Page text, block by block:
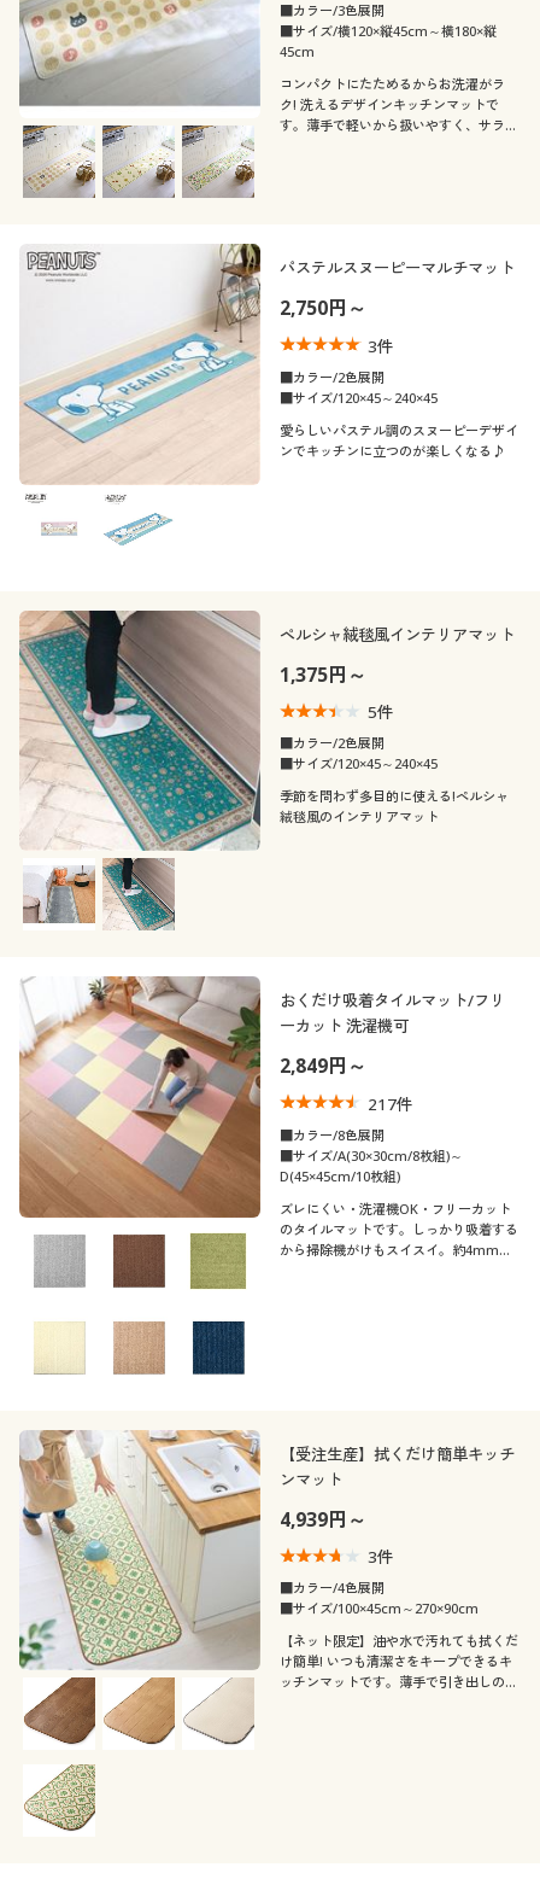
■カラー/3色展開
■サイズ/横120×縦45cm～横180×縦
45cm
コンパクトにたためるからお洗濯がラ
ク! 洗えるデザインキッチンマットで
す。薄手で軽いから扱いやすく、サラッ
パステルスヌーピーマルチマット
2,750円～
3件
■カラー/2色展開
■サイズ/120×45～240×45
愛らしいパステル調のスヌーピーデザイ
ンでキッチンに立つのが楽しくなる♪
ペルシャ絨毯風インテリアマット
1,375円～
5件
■カラー/2色展開
■サイズ/120×45～240×45
季節を問わず多目的に使える!ペルシャ
絨毯風のインテリアマット
おくだけ吸着タイルマット/フリ
ーカット 洗濯機可
2,849円～
217件
■カラー/8色展開
■サイズ/A(30×30cm/8枚組)～
D(45×45cm/10枚組)
ズレにくい・洗濯機OK・フリーカット
のタイルマットです。しっかり吸着する
から掃除機がけもスイスイ。約4mmの
【受注生産】拭くだけ簡単キッチ
ンマット
4,939円～
3件
■カラー/4色展開
■サイズ/100×45cm～270×90cm
【ネット限定】油や水で汚れても拭くだ
け簡単! いつも清潔さをキープできるキ
ッチンマットです。薄手で引き出しの開